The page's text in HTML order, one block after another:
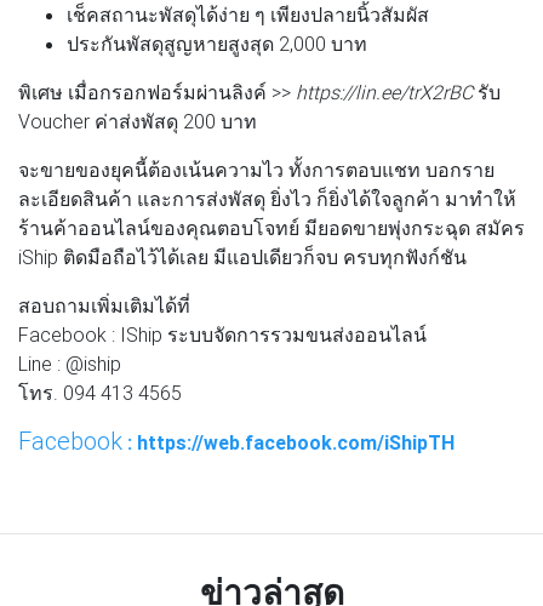
เช็คสถานะพัสดุได้ง่าย ๆ เพียงปลายนิ้วสัมผัส
ประกันพัสดุสูญหายสูงสุด 2,000 บาท
พิเศษ เมื่อกรอกฟอร์มผ่านลิงค์ >> https://lin.ee/trX2rBCรับ
Voucher ค่าส่งพัสดุ 200 บาท
จะขายของยุคนี้ต้องเน้นความไว ทั้งการตอบแชท บอกราย
ละเอียดสินค้า และการส่งพัสดุ ยิ่งไว ก็ยิ่งได้ใจลูกค้า มาทำให้
ร้านค้าออนไลน์ของคุณตอบโจทย์ มียอดขายพุ่งกระฉุด สมัคร
iShip ติดมือถือไว้ได้เลย มีแอปเดียวก็จบ ครบทุกฟังก์ชัน
สอบถามเพิ่มเติมได้ที่
Facebook : IShip ระบบจัดการรวมขนส่งออนไลน์
Line : @iship
โทร. 094 413 4565
Facebook : https://web.facebook.com/iShipTH
ข่าวล่าสุด